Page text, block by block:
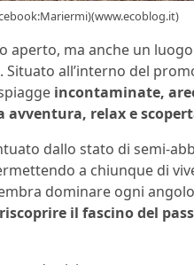
aperto, ma anche un
all’interno del
incontaminate,
relax e
dallo stato di semi-
a chiunque di
dominare ogni
il fascino del